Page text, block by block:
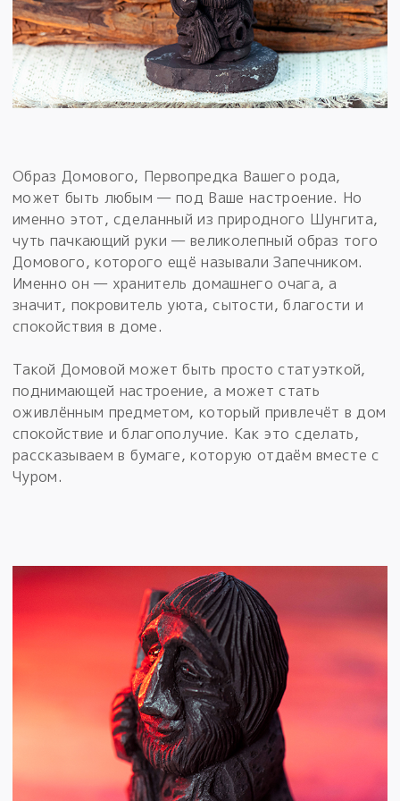
Образ Домового, Первопредка Вашего рода,
может быть любым — под Ваше настроение. Но
именно этот, сделанный из природного Шунгита,
чуть пачкающий руки — великолепный образ того
Домового, которого ещё называли Запечником.
Именно он — хранитель домашнего очага, а
значит, покровитель уюта, сытости, благости и
спокойствия в доме.
Такой Домовой может быть просто статуэткой,
поднимающей настроение, а может стать
оживлённым предметом, который привлечёт в дом
спокойствие и благополучие. Как это сделать,
рассказываем в бумаге, которую отдаём вместе с
Чуром.